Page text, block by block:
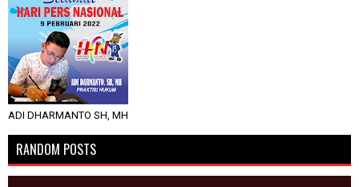
ADI DHARMANTO SH, MH
RANDOM POSTS